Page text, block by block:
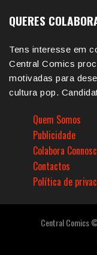
QUERES
Tens interesse em
Central Comics
motivadas para
cultura pop.
Quem Somos
Publicidade
Colabora
Contactos
Política de
Central Comics